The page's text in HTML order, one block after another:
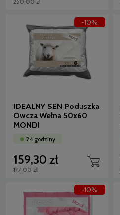
250,00 zł
IDEALNY SEN Poduszka
Owcza Wełna 50x60
MONDI
24 godziny
159,30 zł
177,00 zł
-10%
-10%